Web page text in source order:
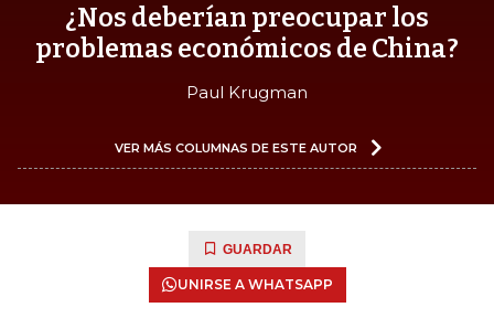
¿Nos deberían preocupar los
problemas económicos de China?
Paul Krugman
VER MÁS COLUMNAS DE ESTE AUTOR
GUARDAR
UNIRSE A WHATSAPP